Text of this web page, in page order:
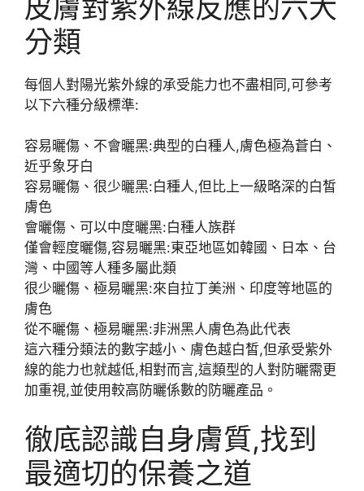
皮膚對紫外線反應的六大
分類
每個人對陽光紫外線的承受能力也不盡相同,可參考
以下六種分級標準:
容易曬傷、不會曬黑:典型的白種人,膚色極為蒼白、
近乎象牙白
容易曬傷、很少曬黑:白種人,但比上一級略深的白皙
膚色
會曬傷、可以中度曬黑:白種人族群
僅會輕度曬傷,容易曬黑:東亞地區如韓國、日本、台
灣、中國等人種多屬此類
很少曬傷、極易曬黑:來自拉丁美洲、印度等地區的
膚色
從不曬傷、極易曬黑:非洲黑人膚色為此代表
這六種分類法的數字越小、膚色越白皙,但承受紫外
線的能力也就越低,相對而言,這類型的人對防曬需更
加重視,並使用較高防曬係數的防曬產品。
徹底認識自身膚質,找到
最適切的保養之道